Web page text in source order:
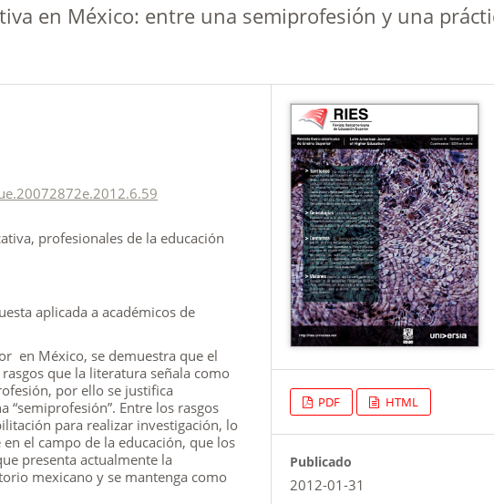
en México: entre una semiprofesión y una
profesionales de la educación
aplicada a académicos de
en México, se demuestra que el
que la literatura señala como
por ello se justifica
“semiprofesión”. Entre los rasgos
para realizar investigación, lo
el campo de la educación, que los
presenta actualmente la
mexicano y se mantenga como
PDF HTML
Publicado
2012-01-31